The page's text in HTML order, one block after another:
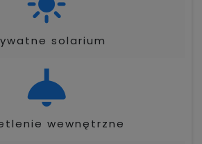
solarium
wewnętrzne